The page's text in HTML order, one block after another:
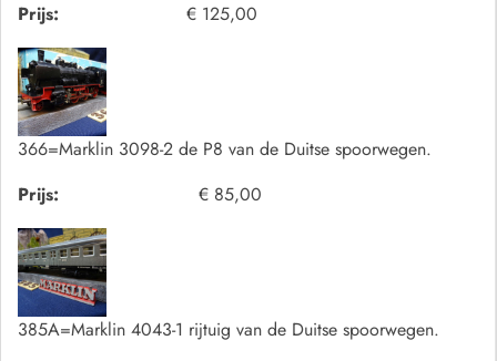
Prijs:
€ 125,00
366=Marklin 3098-2 de P8 van de Duitse spoorwegen.
Prijs:
€ 85,00
385A=Marklin 4043-1 rijtuig van de Duitse spoorwegen.